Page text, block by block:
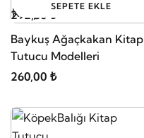
292,50 ₺
SEPETE EKLE
Baykuş Ağaçkakan Kitap
Tutucu Modelleri
260,00 ₺